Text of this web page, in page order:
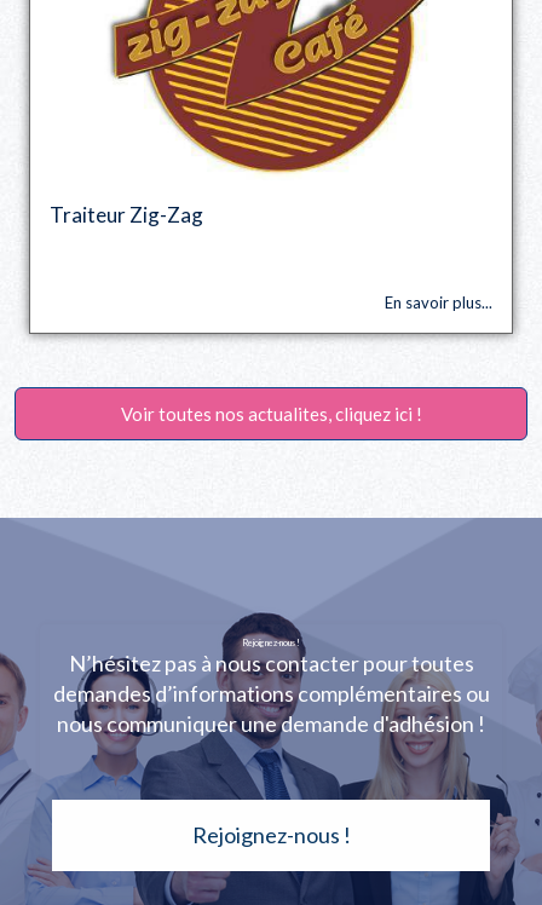
Traiteur Zig-Zag
En savoir plus...
Voir toutes nos actualites, cliquez ici !
Rejoignez-nous !
N’hésitez pas à nous contacter pour toutes
demandes d’informations complémentaires ou
nous communiquer une demande d'adhésion !
Rejoignez-nous !